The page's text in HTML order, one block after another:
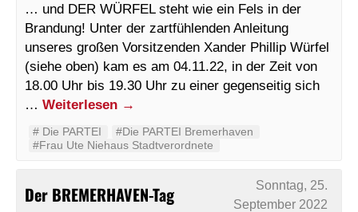
… und DER WÜRFEL steht wie ein Fels in der
Brandung! Unter der zartfühlenden Anleitung
unseres großen Vorsitzenden Xander Phillip Würfel
(siehe oben) kam es am 04.11.22, in der Zeit von
18.00 Uhr bis 19.30 Uhr zu einer gegenseitig sich
… Weiterlesen →
#‬ ‪Die PARTEI‬
#Die PARTEI Bremerhaven
#Frau Ute Niehaus Stadtverordnete
Der BREMERHAVEN-Tag
Sonntag, 25.
September 2022